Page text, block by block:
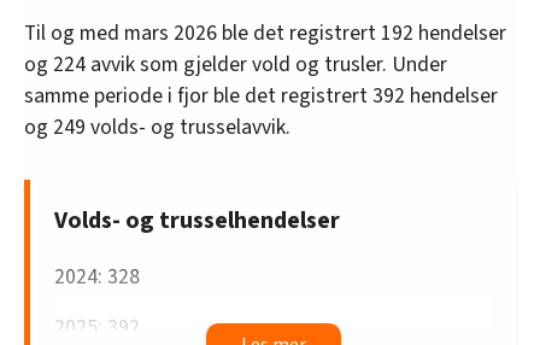
Til og med mars 2026 ble det registrert 192 hendelser
og 224 avvik som gjelder vold og trusler. Under
samme periode i fjor ble det registrert 392 hendelser
og 249 volds- og trusselavvik.
Volds- og trusselhendelser
2024: 328
2025: 392